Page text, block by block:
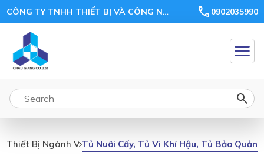
CÔNG TY TNHH THIẾT BỊ VÀ CÔNG NGHỆ CHÂU GIANG 0902035990
Thiết Bị Ngành Vi Sinh, Môi TrườngTủ Nuôi Cấy, Tủ Vi Khí Hậu, Tủ Bảo